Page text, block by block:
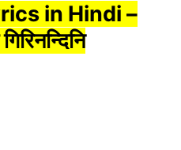
in Hindi –